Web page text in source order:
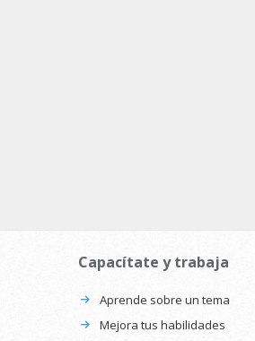
Capacítate y trabaja
Aprende sobre un tema
Mejora tus habilidades